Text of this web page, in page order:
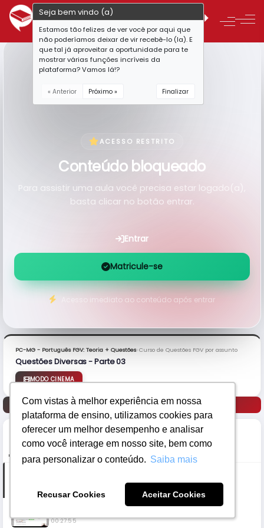
Com vistas à melhor experiência em nossa
plataforma de ensino, utilizamos cookies para
oferecer um melhor desempenho e analisar
como você interage em nosso site, bem como
para personalizar o conteúdo. Saiba mais
Recusar Cookies Aceitar Cookies
Com vistas à melhor experiência em nossa
plataforma de ensino, utilizamos cookies para
oferecer um melhor desempenho e analisar
como você interage em nosso site, bem como
para personalizar o conteúdo. Saiba mais
Recusar Cookies Aceitar Cookies
ACESSO RESTRITO
Conteúdo bloqueado
Para assistir uma aula você precisa estar logado(a),
basta clicar no botão entrar.
Entrar
Matricule-se
Acesso imediato ao conteúdo após entrar
PC-MG - Português FGV: Teoria + Questões›Curso de Questões FGV por assunto
Questões Diversas - Parte 03
MODO CINEMA
Anterior Próximo
PARTES ANOTAÇÕES
00:27:55
Seja bem vindo (a)
Estamos tão felizes de ver você por aqui que
não poderíamos deixar de vir recebê-lo (la). E
que tal já aproveitar a oportunidade para te
mostrar várias funções incríveis da
plataforma? Vamos lá!?
« Anterior Próximo » Finalizar